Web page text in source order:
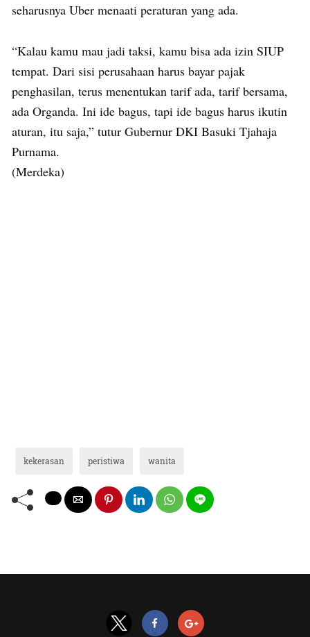
seharusnya Uber menaati peraturan yang ada.
“Kalau kamu mau jadi taksi, kamu bisa ada izin SIUP
tempat. Dari sisi perusahaan harus bayar pajak
penghasilan, terus menentukan tarif ada, tarif bersama,
ada Organda. Ini ide bagus, tapi ide bagus harus ikutin
aturan, itu saja,” tutur Gubernur DKI Basuki Tjahaja
Purnama.
(Merdeka)
kekerasan peristiwa wanita